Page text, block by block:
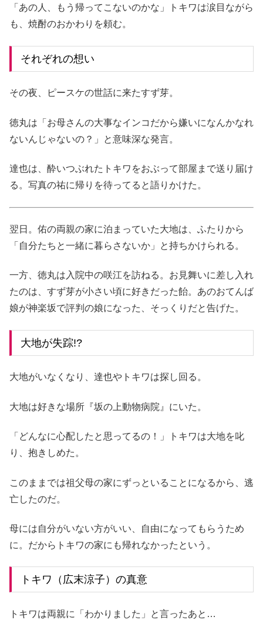
「あの人、もう帰ってこないのかな」トキワは涙目ながら
も、焼酎のおかわりを頼む。
それぞれの想い
その夜、ピースケの世話に来たすず芽。
徳丸は「お母さんの大事なインコだから嫌いになんかなれ
ないんじゃないの？」と意味深な発言。
達也は、酔いつぶれたトキワをおぶって部屋まで送り届け
る。写真の祐に帰りを待ってると語りかけた。
翌日。佑の両親の家に泊まっていた大地は、ふたりから
「自分たちと一緒に暮らさないか」と持ちかけられる。
一方、徳丸は入院中の咲江を訪ねる。お見舞いに差し入れ
たのは、すず芽が小さい頃に好きだった飴。あのおてんば
娘が神楽坂で評判の娘になった、そっくりだと告げた。
大地が失踪!?
大地がいなくなり、達也やトキワは探し回る。
大地は好きな場所『坂の上動物病院』にいた。
「どんなに心配したと思ってるの！」トキワは大地を叱
り、抱きしめた。
このままでは祖父母の家にずっといることになるから、逃
亡したのだ。
母には自分がいない方がいい、自由になってもらうため
に。だからトキワの家にも帰れなかったという。
トキワ（広末涼子）の真意
トキワは両親に「わかりました」と言ったあと…